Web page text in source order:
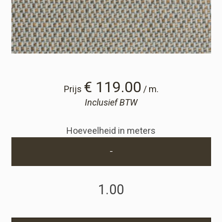
Prijs € 119.00 / m.
Inclusief BTW
Hoeveelheid in meters
-
Winkelwagen
Winkelwagen
Staalaanvraag